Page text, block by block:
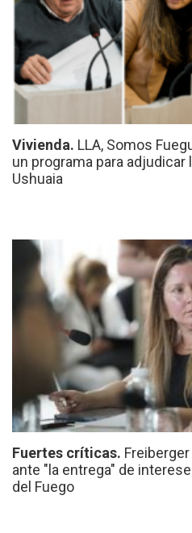
Vivienda. LLA, Somos
un programa para
Ushuaia
Fuertes críticas.
ante "la entrega" de
del Fuego